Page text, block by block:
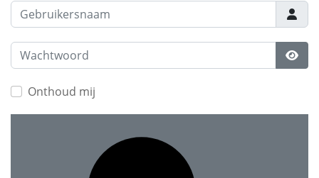
Gebruikersnaam
Wachtwoord
Onthoud mij